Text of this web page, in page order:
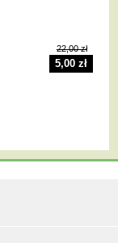
22,00 zł
5,00 zł